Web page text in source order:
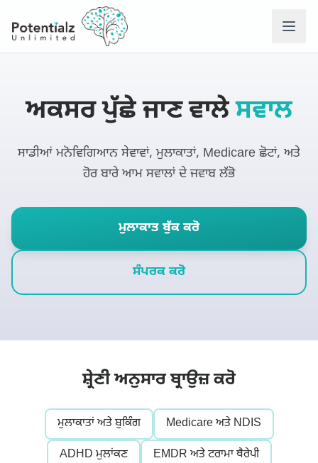
ਨੌਕਰੀਆਂ
ਚੁਣੌਤੀਆਂ ਜਿਨ੍ਹਾਂ ਵਿੱਚ
ਸਾਡੇ ਨਾਲ ਸੰਪਰਕ ਕਰੋ
ਅਕਸਰ ਪੁੱਛੇ ਜਾਣ ਵਾਲੇਸਵਾਲ
ਸਾਡੀਆਂ ਮਨੋਵਿਗਿਆਨ ਸੇਵਾਵਾਂ, ਮੁਲਾਕਾਤਾਂ, Medicare ਛੋਟਾਂ, ਅਤੇ
ਹੋਰ ਬਾਰੇ ਆਮ ਸਵਾਲਾਂ ਦੇ ਜਵਾਬ ਲੱਭੋ
ਮੁਲਾਕਾਤ ਬੁੱਕ ਕਰੋ
ਸੰਪਰਕ ਕਰੋ
ਸ਼੍ਰੇਣੀ ਅਨੁਸਾਰ ਬ੍ਰਾਉਜ਼ ਕਰੋ
ਮੁਲਾਕਾਤਾਂ ਅਤੇ ਬੁਕਿੰਗ Medicare ਅਤੇ NDIS
ADHD ਮੁਲਾਂਕਣ EMDR ਅਤੇ ਟਰਾਮਾ ਥੈਰੇਪੀ